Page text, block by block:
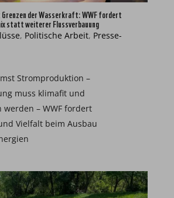
der Wasserkraft: WWF fordert
statt weiterer Flussverbauung
, Politische Arbeit, Presse-
Stromproduktion –
muss klimafit und
– WWF fordert
Vielfalt beim Ausbau